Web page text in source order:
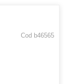
Cod b46565